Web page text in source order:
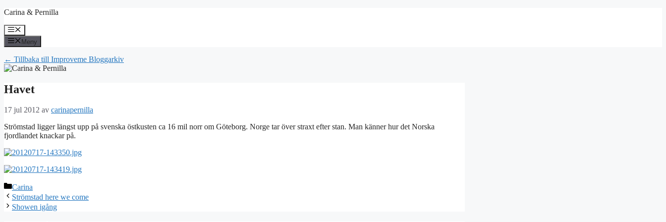
Hoppa
innehåll
Carina & Pernilla
Meny
Meny
← Tillbaka till Improveme Bloggarkiv
Havet
17 jul 2012 av carinapernilla
Strömstad ligger längst upp på svenska östkusten ca 16 mil norr om Göteborg. Norge tar över straxt efter stan. Man känner hur det Norska
fjordlandet knackar på.
Kategorier
Carina
Strömstad here we come
Showen igång